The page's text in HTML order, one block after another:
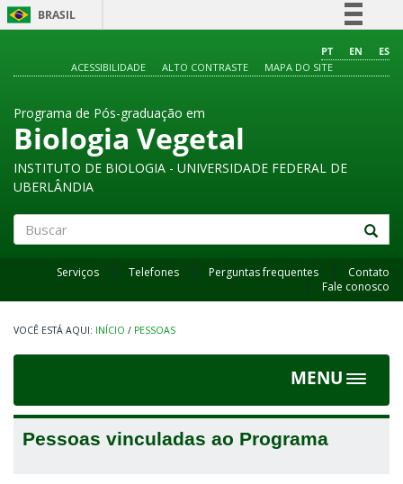
BRASIL
Comunica BR
Acesso à informação
PT EN
ES
ACESSIBILIDADE
ALTO CONTRASTE MAPA DO SITE
Programa de Pós-graduação em
Biologia Vegetal
INSTITUTO DE BIOLOGIA - UNIVERSIDADE FEDERAL DE
UBERLÂNDIA
Serviços Telefones Perguntas frequentes
Contato
Fale conosco
INÍCIO / PESSOAS
MENU
Toggle
Pessoas vinculadas ao Programa